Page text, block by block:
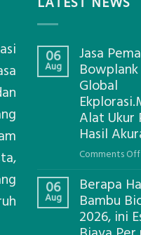
06
Aug
Jasa
Global
Alat Ukur
Hasil
Comments Off
06
Aug
Berapa
Bambu
2026, ini